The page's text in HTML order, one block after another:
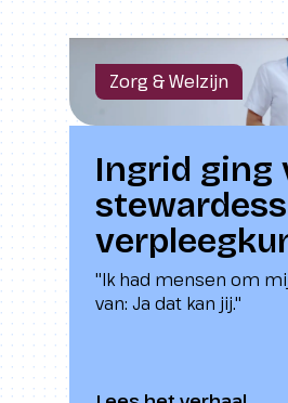
Zorg & Welzijn
Ingrid ging
"Ik had mensen om
van: Ja dat kan jij."